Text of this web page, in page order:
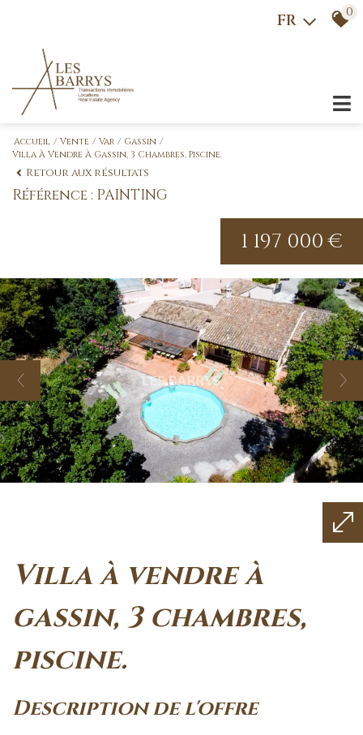
FR 0
Accueil Vente Var
Gassin
Villa À Vendre À Gassin, 3 Chambres, Piscine.
Retour aux résultats
Référence : PAINTING
1 197 000 €
villa à vendre à
gassin, 3 chambres,
piscine.
description de l'offre